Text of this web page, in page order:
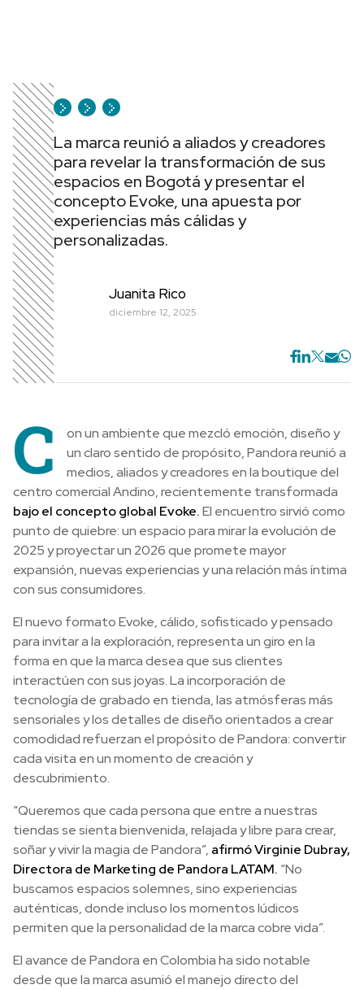
La marca reunió a aliados y creadores
para revelar la transformación de sus
espacios en Bogotá y presentar el
concepto Evoke, una apuesta por
experiencias más cálidas y
personalizadas.
Juanita Rico
diciembre 12, 2025
C
on un ambiente que mezcló emoción, diseño y
un claro sentido de propósito, Pandora reunió a
medios, aliados y creadores en la boutique del
centro comercial Andino, recientemente transformada
bajo el concepto global Evoke.El encuentro sirvió como
punto de quiebre: un espacio para mirar la evolución de
2025 y proyectar un 2026 que promete mayor
expansión, nuevas experiencias y una relación más íntima
con sus consumidores.
El nuevo formato Evoke, cálido, sofisticado y pensado
para invitar a la exploración, representa un giro en la
forma en que la marca desea que sus clientes
interactúen con sus joyas. La incorporación de
tecnología de grabado en tienda, las atmósferas más
sensoriales y los detalles de diseño orientados a crear
comodidad refuerzan el propósito de Pandora: convertir
cada visita en un momento de creación y
descubrimiento.
“Queremos que cada persona que entre a nuestras
tiendas se sienta bienvenida, relajada y libre para crear,
soñar y vivir la magia de Pandora”, afirmó Virginie Dubray,
Directora de Marketing de Pandora LATAM. “No
buscamos espacios solemnes, sino experiencias
auténticas, donde incluso los momentos lúdicos
permiten que la personalidad de la marca cobre vida”.
El avance de Pandora en Colombia ha sido notable
desde que la marca asumió el manejo directo del